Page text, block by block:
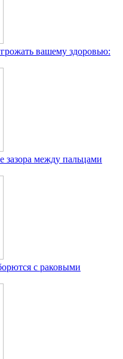
вашему здоровью:
зазора между пальцами
с раковыми